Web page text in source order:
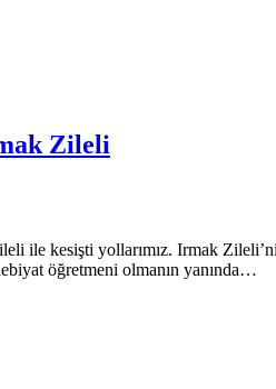
Zileli
ile kesişti yollarımız. Irmak
öğretmeni olmanın yanında…